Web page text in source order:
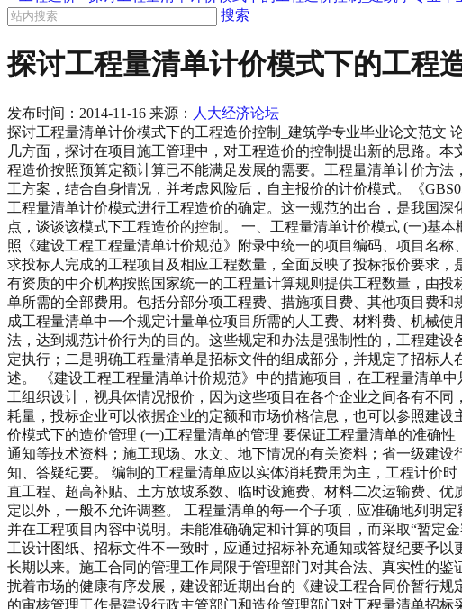
搜索
探讨工程量清单计价模式下的工程
发布时间： 2014-11-16 来源： 人大经济论坛
探讨工程量清单计价模式下的工程造价控制_建筑学专业毕业论文范
几方面，探讨在项目施工管理中，对工程造价的控制提出新的思路。
程造价按照预算定额计算已不能满足发展的需要。工程量清单计价方
工方案，结合自身情况，并考虑风险后，自主报价的计价模式。《
工程量清单计价模式进行工程造价的确定。这一规范的出台，是我国
点，谈谈该模式下工程造价的控制。 一、工程量清单计价模式 (一)基
照《建设工程工程量清单计价规范》附录中统一的项目编码、项目名
求投标人完成的工程项目及相应工程数量，全面反映了投标报价要求
有资质的中介机构按照国家统一的工程量计算规则提供工程数量，由
单所需的全部费用。包括分部分项工程费、措施项目费、其他项目费
成工程量清单中一个规定计量单位项目所需的人工费、材料费、机械
法，达到规范计价行为的目的。这些规定和办法是强制性的，工程建
定执行；二是明确工程量清单是招标文件的组成部分，并规定了招标
述。 《建设工程工程量清单计价规范》中的措施项目，在工程量清单
工组织设计，视具体情况报价，因为这些项目在各个企业之间各有不
耗量，投标企业可以依据企业的定额和市场价格信息，也可以参照建
价模式下的造价管理 (一)工程量清单的管理 要保证工程量清单的准确
通知等技术资料；施工现场、水文、地下情况的有关资料；省一级建
知、答疑纪要。 编制的工程量清单应以实体消耗费用为主，工程计价
直工程、超高补贴、土方放坡系数、临时设施费、材料二次运输费、
定以外，一般不允许调整。 工程量清单的每一个子项，应准确地列明
并在工程项目内容中说明。未能准确确定和计算的项目，而采取“暂定
工设计图纸、招标文件不一致时，应通过招标补充通知或答疑纪要予
长期以来。施工合同的管理工作局限于管理部门对其合法、真实性的
扰着市场的健康有序发展，建设部近期出台的《建设工程合同价暂行
的审核管理工作是建设行政主管部门和造价管理部门对工程量清单招